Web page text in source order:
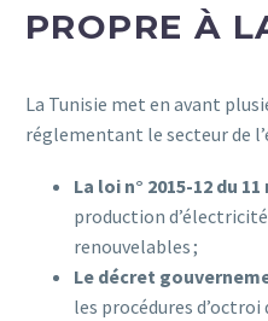
PROPRE À
La Tunisie met en avant
réglementant le secteur de
La loi n° 2015-12 du 11
production
renouvelables ;
Le décret
les procédures